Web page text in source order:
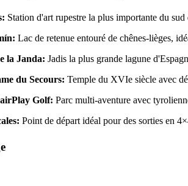
Station d'art rupestre la plus importante du
Lac de retenue entouré de chênes-lièges,
la Janda: Jadis la plus grande lagune
du Secours: Temple du XVIe siècle avec
Golf: Parc multi-aventure avec
Point de départ idéal pour des sorties en